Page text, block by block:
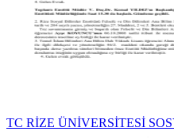
TC RİZE ÜNİVERSİTESİ